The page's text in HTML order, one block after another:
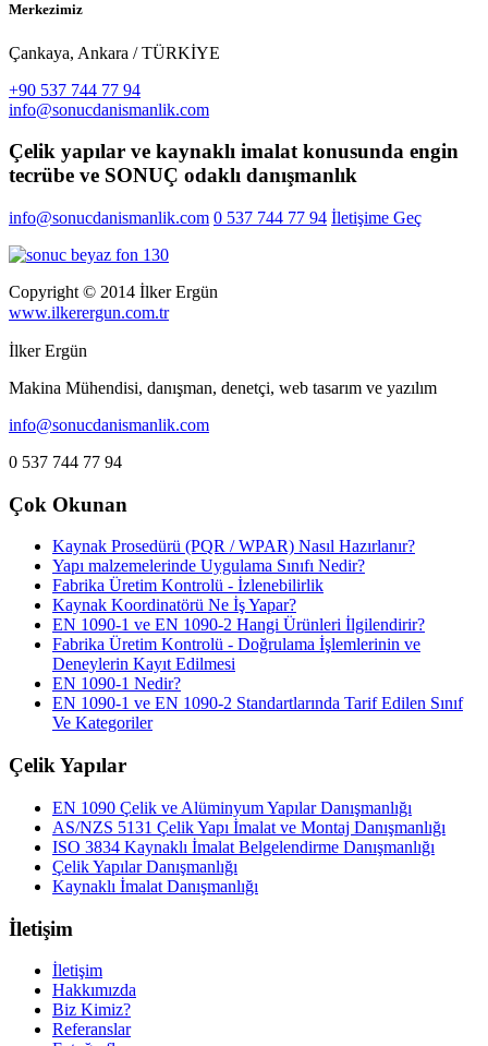
Merkezimiz
Çankaya, Ankara / TÜRKİYE
+90 537 744 77 94
info@sonucdanismanlik.com
Çelik yapılar ve kaynaklı imalat konusunda engin
tecrübe ve SONUÇ odaklı danışmanlık
info@sonucdanismanlik.com 0 537 744 77 94 İletişime Geç
Copyright © 2014 İlker Ergün
www.ilkerergun.com.tr
İlker Ergün
Makina Mühendisi, danışman, denetçi, web tasarım ve yazılım
info@sonucdanismanlik.com
0 537 744 77 94
Çok Okunan
Kaynak Prosedürü (PQR / WPAR) Nasıl Hazırlanır?
Yapı malzemelerinde Uygulama Sınıfı Nedir?
Fabrika Üretim Kontrolü - İzlenebilirlik
Kaynak Koordinatörü Ne İş Yapar?
EN 1090-1 ve EN 1090-2 Hangi Ürünleri İlgilendirir?
Fabrika Üretim Kontrolü - Doğrulama İşlemlerinin ve
Deneylerin Kayıt Edilmesi
EN 1090-1 Nedir?
EN 1090-1 ve EN 1090-2 Standartlarında Tarif Edilen Sınıf
Ve Kategoriler
Çelik Yapılar
EN 1090 Çelik ve Alüminyum Yapılar Danışmanlığı
AS/NZS 5131 Çelik Yapı İmalat ve Montaj Danışmanlığı
ISO 3834 Kaynaklı İmalat Belgelendirme Danışmanlığı
Çelik Yapılar Danışmanlığı
Kaynaklı İmalat Danışmanlığı
İletişim
İletişim
Hakkımızda
Biz Kimiz?
Referanslar